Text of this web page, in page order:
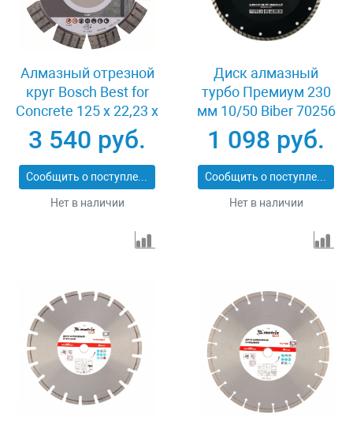
Алмазный отрезной
круг Bosch Best for
Concrete 125 x 22,23 x
2,2 x 12 mm
3 540 руб.
Сообщить о поступлении
Нет в наличии
Диск алмазный
турбо Премиум 230
мм 10/50 Biber 70256
1 098 руб.
Сообщить о поступлении
Нет в наличии